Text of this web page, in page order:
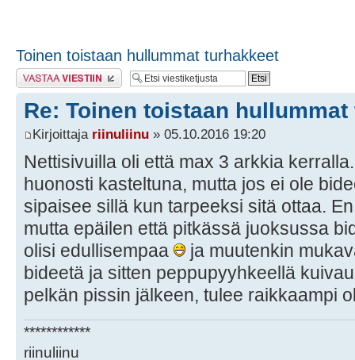
Toinen toistaan hullummat turhakkeet
Lähetä vastaus
Re: Toinen toistaan
Kirjoittaja riinuliinu » 05.10.2016 19:20
Nettisivuilla oli että max 3 arkkia
huonosti kasteltuna, mutta jos ei ole
sipaisee sillä kun tarpeeksi sitä ottaa.
mutta epäilen että pitkässä juoksussa
olisi edullisempaa
ja muutenkin
bideetä ja sitten peppupyyhkeellä
pelkän pissin jälkeen, tulee raikkaampi
************
riinuliinu